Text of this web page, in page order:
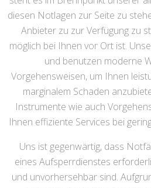
diesen Notlagen zur Seite zu
Anbieter zu zur Verfügung zu
möglich bei Ihnen vor Ort ist.
und benutzen moderne
Vorgehensweisen, um Ihnen
marginalem Schaden
Instrumente wie auch
Ihnen effiziente Services bei
Uns ist gegenwärtig, dass
eines Aufsperrdienstes
und unvorhersehbar sind.